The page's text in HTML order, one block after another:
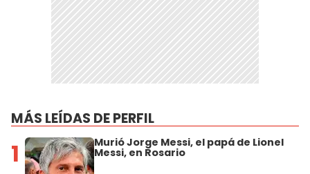
MÁS LEÍDAS DE PERFIL
1 Murió Jorge Messi, el papá de Lionel
Messi, en Rosario